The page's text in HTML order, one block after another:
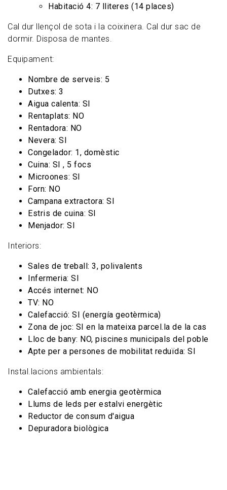
Habitació 4: 7 lliteres (14 places)
Cal dur llençol de sota i la coixinera. Cal dur sac de
dormir. Disposa de mantes.
Equipament:
Nombre de serveis: 5
Dutxes: 3
Aigua calenta: SI
Rentaplats: NO
Rentadora: NO
Nevera: SI
Congelador: 1, domèstic
Cuina: SI , 5 focs
Microones: SI
Forn: NO
Campana extractora: SI
Estris de cuina: SI
Menjador: SI
Interiors:
Sales de treball: 3, polivalents
Infermeria: SI
Accés internet: NO
TV: NO
Calefacció: SI (energía geotèrmica)
Zona de joc: SI en la mateixa parcel.la de la cas
Lloc de bany: NO, piscines municipals del poble
Apte per a persones de mobilitat reduïda: SI
Instal.lacions ambientals:
Calefacció amb energia geotèrmica
Llums de leds per estalvi energètic
Reductor de consum d'aigua
Depuradora biològica